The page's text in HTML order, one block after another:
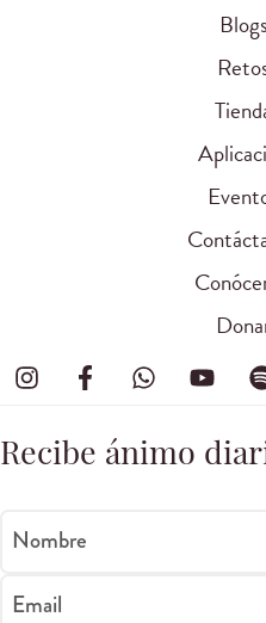
Blogs
Recibe ánimo
Nombre
Email